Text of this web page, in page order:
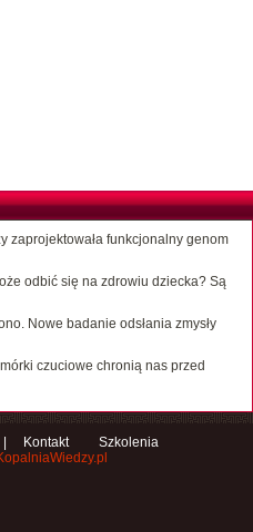
zaprojektowała funkcjonalny genom
odbić się na zdrowiu dziecka? Są
Nowe badanie odsłania zmysły
czuciowe chronią nas przed
Kontakt
Szkolenia